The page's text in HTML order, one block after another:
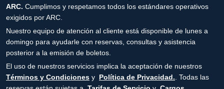
ARC. Cumplimos y respetamos todos los estándares operativos
exigidos por ARC.
Nuestro equipo de atención al cliente está disponible de lunes a
domingo para ayudarle con reservas, consultas y asistencia
posterior a la emisión de boletos.
El uso de nuestros servicios implica la aceptación de nuestros
Términos y Condiciones y Política de Privacidad. . Todas las